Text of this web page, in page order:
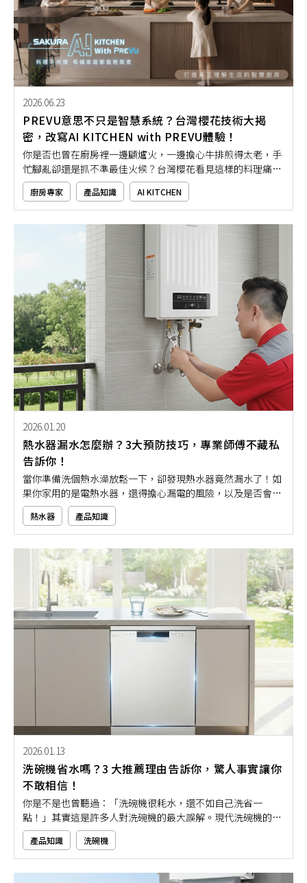
2026.06.23
PREVU意思不只是智慧系統？台灣櫻花技術大揭
密，改寫AI KITCHEN with PREVU體驗！
你是否也曾在廚房裡一邊顧爐火，一邊擔心牛排煎得太老，手
忙腳亂卻還是抓不準最佳火候？台灣櫻花看見這樣的料理痛
點，發展出全新的PREVU智慧系統，將AI科技導入廚房電器與
料理流程，打造AI KITCHEN with PREVU的智慧廚房新體驗。本
文將帶你深入了解PREVU是什麼意思、有哪些核心技術，以及
如何透過PREVU智慧系統，讓日常料理變得更直覺、更安心，
也更符合現代家庭的廚房需求！
廚房專家 產品知識 AI KITCHEN
2026.01.20
熱水器漏水怎麼辦？3大預防技巧，專業師傅不藏私
告訴你！
當你準備洗個熱水澡放鬆一下，卻發現熱水器竟然漏水了！如
果你家用的是電熱水器，還得擔心漏電的風險，以及是否會對
家人安全造成威脅。其實，熱水器漏水多半不是突如其來，而
是日積月累下的耗損或壓力異常所導致。與其等到水滴成災，
不如提早防範。接下來，就讓本文用專業角度帶大家掌握熱水
器漏水原因，教你如何掌握重點、避免災害發生！
熱水器 產品知識
2026.01.13
洗碗機省水嗎？3 大推薦理由告訴你，驚人事實讓你
不敢相信！
你是不是也曾聽過：「洗碗機很耗水，還不如自己洗省一
點！」其實這是許多人對洗碗機的最大誤解。現代洗碗機的省
水技術，早已翻轉這個觀念，不僅用水量比手洗少得多，清潔
力還更穩定。究竟洗碗機到底省不省水？又有哪些使用優點？
就讓我們用3大推薦理由帶你清楚了解，原來洗碗機才是最適
合現代人的智能家電！
產品知識 洗碗機